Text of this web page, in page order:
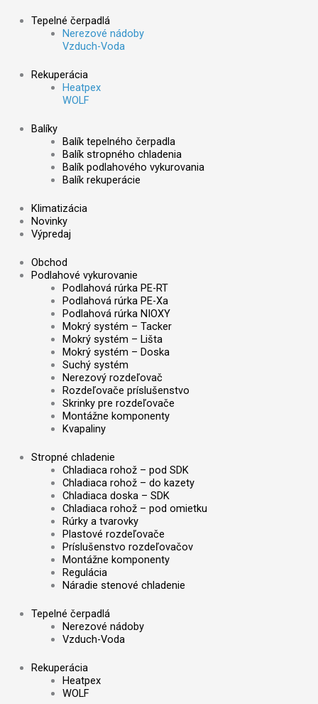
Tepelné čerpadlá
Nerezové nádoby
Vzduch-Voda
Rekuperácia
Heatpex
WOLF
Balíky
Balík tepelného čerpadla
Balík stropného chladenia
Balík podlahového vykurovania
Balík rekuperácie
Klimatizácia
Novinky
Výpredaj
Obchod
Podlahové vykurovanie
Podlahová rúrka PE-RT
Podlahová rúrka PE-Xa
Podlahová rúrka NIOXY
Mokrý systém – Tacker
Mokrý systém – Lišta
Mokrý systém – Doska
Suchý systém
Nerezový rozdeľovač
Rozdeľovače príslušenstvo
Skrinky pre rozdeľovače
Montážne komponenty
Kvapaliny
Stropné chladenie
Chladiaca rohož – pod SDK
Chladiaca rohož – do kazety
Chladiaca doska – SDK
Chladiaca rohož – pod omietku
Rúrky a tvarovky
Plastové rozdeľovače
Príslušenstvo rozdeľovačov
Montážne komponenty
Regulácia
Náradie stenové chladenie
Tepelné čerpadlá
Nerezové nádoby
Vzduch-Voda
Rekuperácia
Heatpex
WOLF